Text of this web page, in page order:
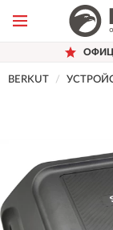
BERKUT